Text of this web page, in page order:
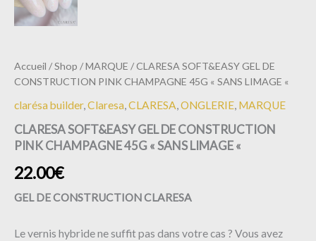
Accueil /Shop /MARQUE / CLARESA SOFT&EASY GEL DE
CONSTRUCTION PINK CHAMPAGNE 45G « SANS LIMAGE «
clarésa builder,Claresa,CLARESA,ONGLERIE, MARQUE
CLARESA SOFT&EASY GEL DE CONSTRUCTION
PINK CHAMPAGNE 45G « SANS LIMAGE «
22.00€
GEL DE CONSTRUCTION CLARESA
Le vernis hybride ne suffit pas dans votre cas ? Vous avez